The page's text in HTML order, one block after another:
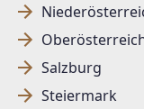
Salzburg
Steiermark